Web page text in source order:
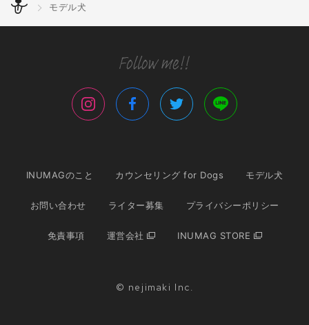
モデル犬
INUMAGのこと カウンセリング for Dogs モデル犬
お問い合わせ ライター募集 プライバシーポリシー
免責事項 運営会社 INUMAG STORE
© nejimaki Inc.